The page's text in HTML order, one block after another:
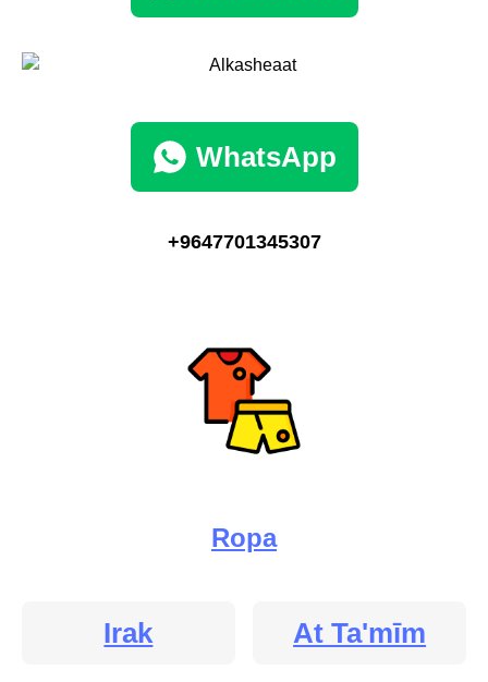
WhatsApp
+9647701345307
Ropa
Irak At Ta'mīm